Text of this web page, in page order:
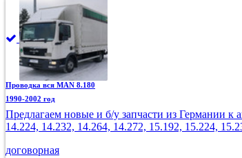
Проводка вся MAN 8.180
1990-2002 год
Предлагаем новые и б/у запчасти из Германии к
14.224, 14.232, 14.264, 14.272, 15.192, 15.224,
договорная